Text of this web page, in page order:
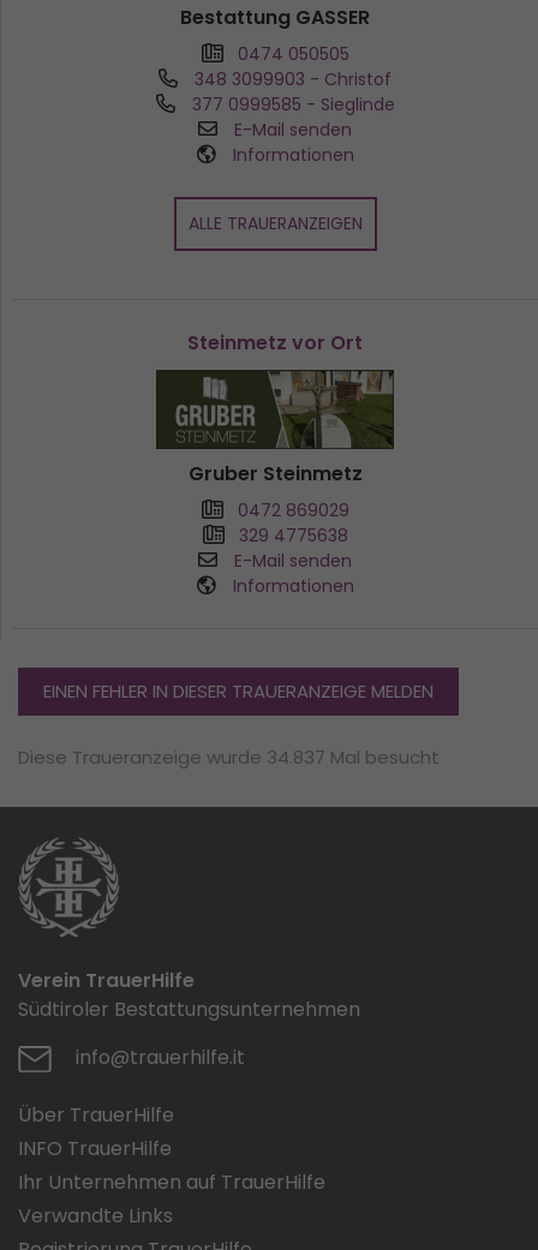
Bestattung GASSER
0474 050505
348 3099903 - Christof
377 0999585 - Sieglinde
E-Mail senden
Informationen
ALLE TRAUERANZEIGEN
Steinmetz vor Ort
Gruber Steinmetz
0472 869029
329 4775638
E-Mail senden
Informationen
EINEN FEHLER IN DIESER TRAUERANZEIGE MELDEN
Diese Traueranzeige wurde 34.837 Mal besucht
Verein TrauerHilfe
Südtiroler Bestattungsunternehmen
info@trauerhilfe.it
Über TrauerHilfe
INFO TrauerHilfe
Ihr Unternehmen auf TrauerHilfe
Verwandte Links